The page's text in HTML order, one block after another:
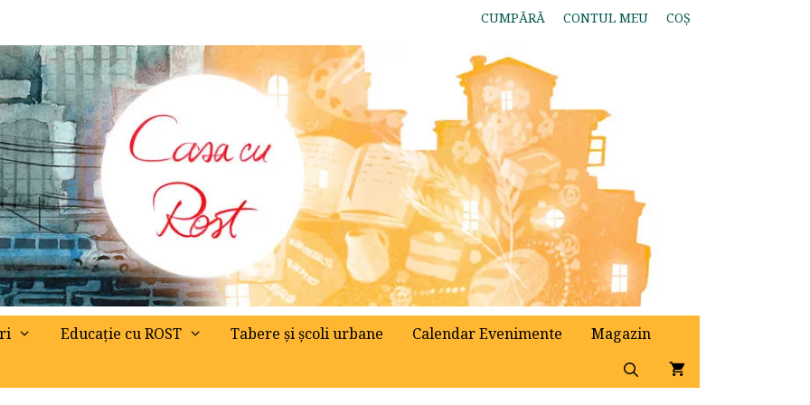
CUMPĂRĂ CONTUL MEU COȘ
Educație cu ROST Tabere și școli urbane Calendar Evenimente
Magazin